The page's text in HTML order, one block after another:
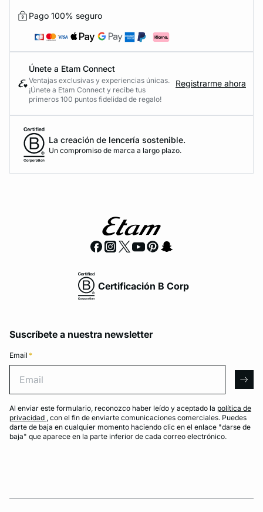
Pago 100% seguro
Únete a Etam Connect
Ventajas exclusivas y experiencias únicas.
¡Únete a Etam Connect y recibe tus
primeros 100 puntos fidelidad de regalo!
Registrarme ahora
La creación de lencería sostenible.
Un compromiso de marca a largo plazo.
Certificación B Corp
Suscríbete a nuestra newsletter
Email *
Al enviar este formulario, reconozco haber leído y aceptado la política de
privacidad , con el fin de enviarte comunicaciones comerciales. Puedes
darte de baja en cualquier momento haciendo clic en el enlace "darse de
baja" que aparece en la parte inferior de cada correo electrónico.